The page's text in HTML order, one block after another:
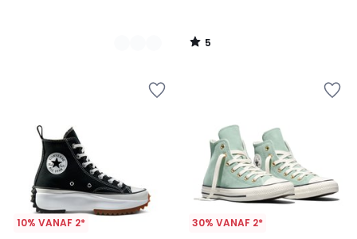
5
/
10% VANAF 2* 30% VANAF 2*